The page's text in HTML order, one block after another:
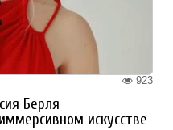
923
Берля
искусстве